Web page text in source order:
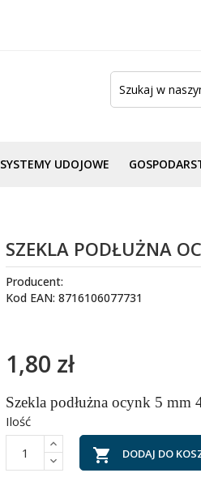
SYSTEMY UDOJOWE
SZEKLA PODŁUŻNA
Producent:
Kod EAN: 8716106077731
1,80 zł
Szekla podłużna ocynk 5 mm
Ilość
 DODAJ DO